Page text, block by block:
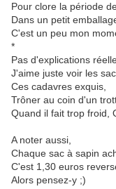
Pour clore la période
Dans un petit
C'est un peu mon
*
Pas d'explications
J'aime juste voir les
Ces cadavres exquis,
Trôner au coin d'un
Quand il fait trop froid,
A noter aussi,
Chaque sac à sapin
C'est 1,30 euros
Alors pensez-y ;)